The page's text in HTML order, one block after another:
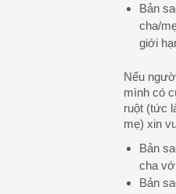
Bản
cha/
giới
Nếu
mình có
ruột (tức
mẹ) xin
Bản
cha
Bản